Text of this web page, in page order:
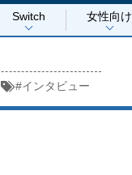
Switch 女性向け
#インタビュー